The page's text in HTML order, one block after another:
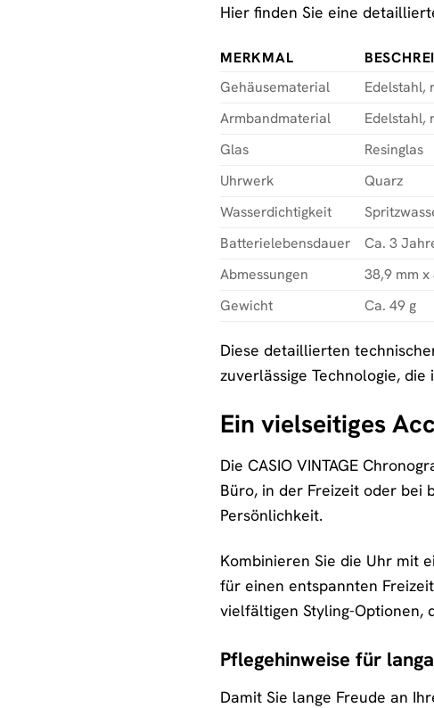
Hier finden Sie eine
MERKMAL
Gehäusematerial
Edelstahl,
Armbandmaterial
Edelstahl,
Glas
Resinglas
Uhrwerk
Quarz
Wasserdichtigkeit
Batterielebensdauer
Ca. 3
Abmessungen
38,9 mm x
Gewicht
Ca. 49 g
Diese detaillierten
zuverlässige Technologie, die
Ein vielseitiges
Die CASIO VINTAGE
Büro, in der Freizeit oder bei
Persönlichkeit.
Kombinieren Sie die Uhr mit
für einen entspannten
vielfältigen Styling-Optionen,
Pflegehinweise für
Damit Sie lange Freude an